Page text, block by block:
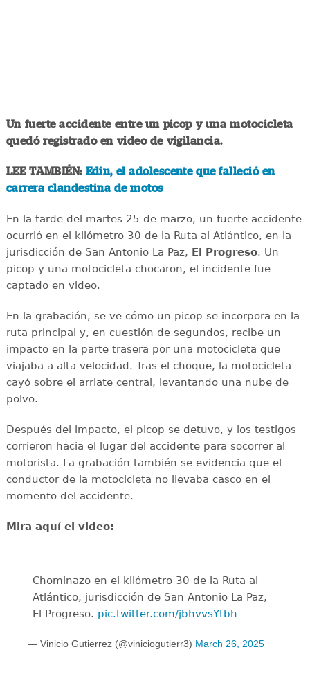
Un fuerte accidente entre un picop y una motocicleta
quedó registrado en video de vigilancia.
LEE TAMBIÉN: Edin, el adolescente que falleció en
carrera clandestina de motos
En la tarde del martes 25 de marzo, un fuerte accidente
ocurrió en el kilómetro 30 de la Ruta al Atlántico, en la
jurisdicción de San Antonio La Paz, El Progreso. Un
picop y una motocicleta chocaron, el incidente fue
captado en video.
En la grabación, se ve cómo un picop se incorpora en la
ruta principal y, en cuestión de segundos, recibe un
impacto en la parte trasera por una motocicleta que
viajaba a alta velocidad. Tras el choque, la motocicleta
cayó sobre el arriate central, levantando una nube de
polvo.
Después del impacto, el picop se detuvo, y los testigos
corrieron hacia el lugar del accidente para socorrer al
motorista. La grabación también se evidencia que el
conductor de la motocicleta no llevaba casco en el
momento del accidente.
Mira aquí el video:
Chominazo en el kilómetro 30 de la Ruta al
Atlántico, jurisdicción de San Antonio La Paz,
El Progreso. pic.twitter.com/jbhvvsYtbh
— Vinicio Gutierrez (@viniciogutierr3) March 26, 2025